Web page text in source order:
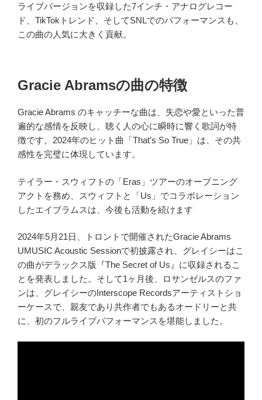
ライブバージョンを収録した7インチ・アナログレコー
ド、TikTokトレンド、そしてSNLでのパフォーマンスも、
この曲の人気に大きく貢献。
Gracie Abramsの曲の特徴
Gracie Abrams のキャッチーな曲は、失恋や愛といった普
遍的な感情を反映し、聴く人の心に瞬時に響く歌詞が特
徴です。2024年のヒット曲「That’s So True」は、その共
感性を完璧に体現しています。
テイラー・スウィフトの「Eras」ツアーのオープニング
アクトを務め、スウィフトと「Us」でコラボレーション
したエイブラムスは、今後も活動を続けます
2024年5月21日、トロントで開催されたGracie Abrams
UMUSIC Acoustic Sessionで初披露され、グレイシーはこ
の曲がデラックス版『The Secret of Us』に収録されるこ
とを発表しました。そして1ヶ月後、ロサンゼルスのファ
ンは、グレイシーのInterscope Recordsアーティストショ
ーケースで、親友であり共作者でもあるオードリーと共
に、初のフルライブパフォーマンスを堪能しました。